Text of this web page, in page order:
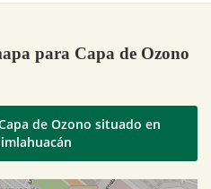
para Capa de Ozono
de Ozono situado en